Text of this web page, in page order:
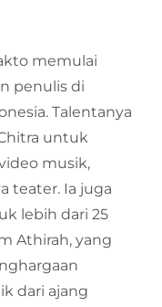
memulai
penulis di
Talentanya
untuk
musik,
teater. Ia juga
lebih dari 25
Athirah, yang
dari ajang